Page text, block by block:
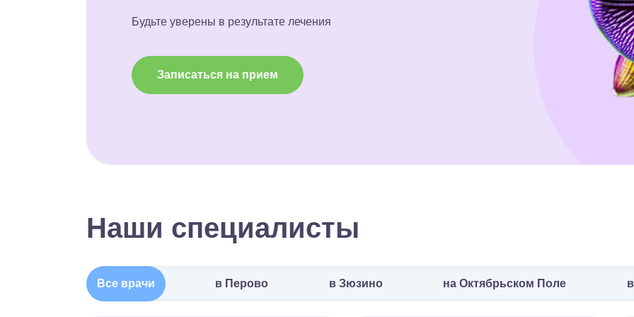
Будьте уверены в результате лечения
Записаться на прием
Наши специалисты
Все врачи в Перово в Зюзино на Октябрьском Поле